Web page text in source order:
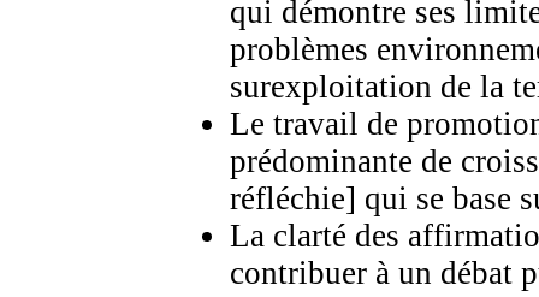
qui démontre ses
problèmes
surexploitation de la
Le travail de
prédominante de
réfléchie] qui se base
La clarté des
contribuer à un débat